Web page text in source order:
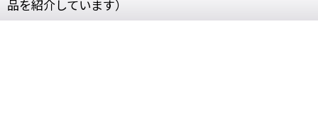
品を紹介しています）